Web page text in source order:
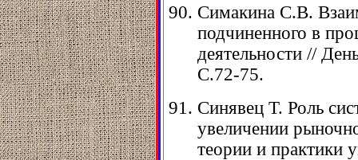
Симакина С.В.
подчиненного в
деятельности //
С.72-75.
Синявец Т. Роль
увеличении
теории и практики